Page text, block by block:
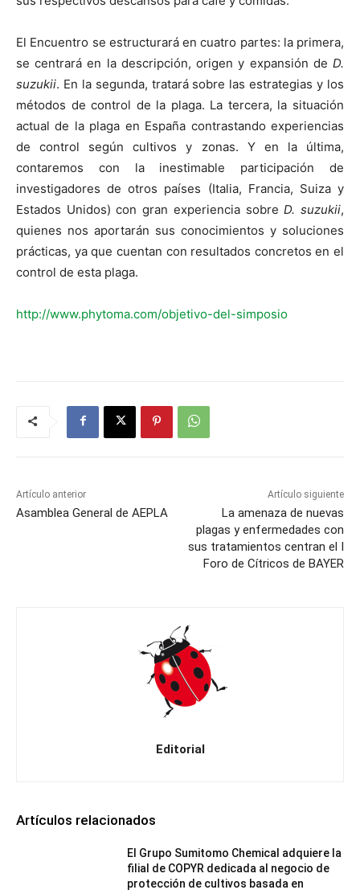
El Encuentro se estructurará en cuatro partes: la primera,
se centrará en la descripción, origen y expansión de D.
suzukii. En la segunda, tratará sobre las estrategias y los
métodos de control de la plaga. La tercera, la situación
actual de la plaga en España contrastando experiencias
de control según cultivos y zonas. Y en la última,
contaremos con la inestimable participación de
investigadores de otros países (Italia, Francia, Suiza y
Estados Unidos) con gran experiencia sobreD. suzukii,
quienes nos aportarán sus conocimientos y soluciones
prácticas, ya que cuentan con resultados concretos en el
control de esta plaga.
http://www.phytoma.com/objetivo-del-simposio
Artículo anterior
Asamblea General de AEPLA
Artículo siguiente
La amenaza de nuevas
plagas y enfermedades con
sus tratamientos centran el I
Foro de Cítricos de BAYER
Editorial
Artículos relacionados
El Grupo Sumitomo Chemical adquiere la
filial de COPYR dedicada al negocio de
protección de cultivos basada en